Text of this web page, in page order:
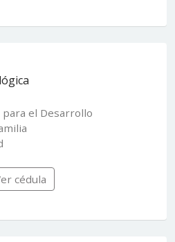
el Desarrollo
cédula